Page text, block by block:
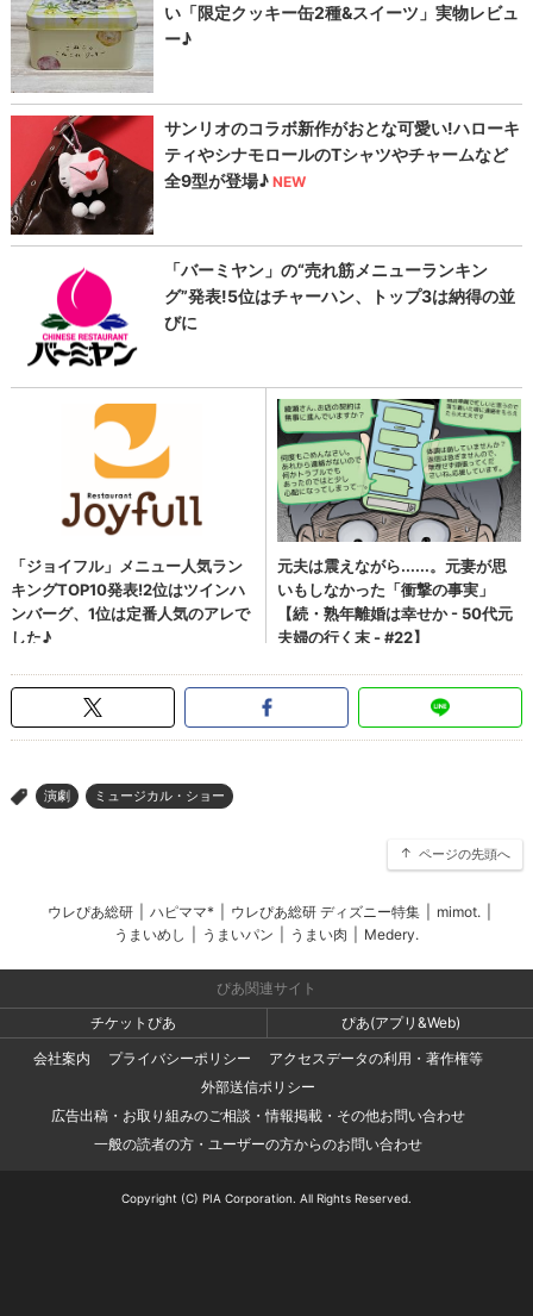
> 演劇 ミュージカル・ショー
ページの先頭へ
ウレぴあ総研 ハピママ* ウレぴあ総研 ディズニー特集 mimot.
うまいめし
うまいパン うまい肉 Medery.
ぴあ関連サイト
チケットぴあ
ぴあ(アプリ&Web)
会社案内
プライバシーポリシー
アクセスデータの利用・著作権等
外部送信ポリシー
広告出稿・お取り組みのご相談・情報掲載・その他お問い合わせ
一般の読者の方・ユーザーの方からのお問い合わせ
Copyright (C) PIA Corporation. All Rights Reserved.